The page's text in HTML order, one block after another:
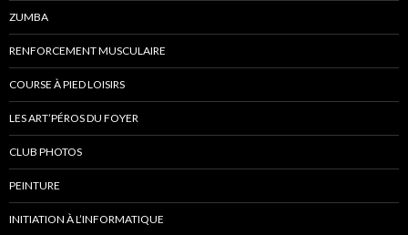
ZUMBA
RENFORCEMENT MUSCULAIRE
COURSE À PIED LOISIRS
LES ART’PÉROS DU FOYER
CLUB PHOTOS
PEINTURE
INITIATION À L’INFORMATIQUE